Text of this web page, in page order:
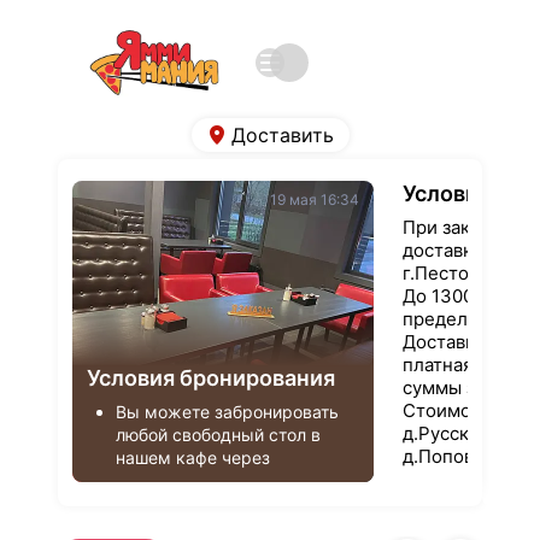
Доставить
19 мая 16:34
Условия бронирования
Вы можете забронировать
любой свободный стол в
нашем кафе через
сотрудников на баре.
Условия
При заказе от
доставка в
До 1300 руб.
Доставка за
платная вне
суммы заказа.
Стоимость
д.Русское
д.Попово - 200